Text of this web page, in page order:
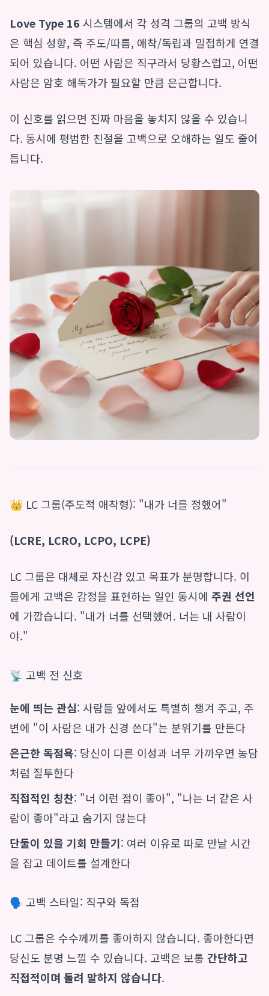
Love Type 16 시스템에서 각 성격 그룹의 고백 방식
은 핵심 성향, 즉 주도/따름, 애착/독립과 밀접하게 연결
되어 있습니다. 어떤 사람은 직구라서 당황스럽고, 어떤
사람은 암호 해독가가 필요할 만큼 은근합니다.
이 신호를 읽으면 진짜 마음을 놓치지 않을 수 있습니
다. 동시에 평범한 친절을 고백으로 오해하는 일도 줄어
듭니다.
👑 LC 그룹(주도적 애착형): "내가 너를 정했어"
(LCRE, LCRO, LCPO, LCPE)
LC 그룹은 대체로 자신감 있고 목표가 분명합니다. 이
들에게 고백은 감정을 표현하는 일인 동시에 주권 선언
에 가깝습니다. "내가 너를 선택했어. 너는 내 사람이
야."
📡 고백 전 신호
눈에 띄는 관심: 사람들 앞에서도 특별히 챙겨 주고, 주
변에 "이 사람은 내가 신경 쓴다"는 분위기를 만든다
은근한 독점욕: 당신이 다른 이성과 너무 가까우면 농담
처럼 질투한다
직접적인 칭찬: "너 이런 점이 좋아", "나는 너 같은 사
람이 좋아"라고 숨기지 않는다
단둘이 있을 기회 만들기: 여러 이유로 따로 만날 시간
을 잡고 데이트를 설계한다
🗣️ 고백 스타일: 직구와 독점
LC 그룹은 수수께끼를 좋아하지 않습니다. 좋아한다면
당신도 분명 느낄 수 있습니다. 고백은 보통 간단하고
직접적이며 돌려 말하지 않습니다.